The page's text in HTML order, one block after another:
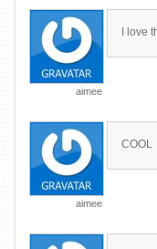
aimee
I love
aimee
COOL